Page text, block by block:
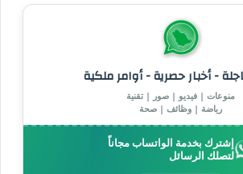
- أخبار حصرية - أوامر ملكية
منوعات | فيديو | صور | تقنية
رياضة | وظائف | صحة
إشترك بخدمة الواتساب مجاناً
لتصلك الرسائل